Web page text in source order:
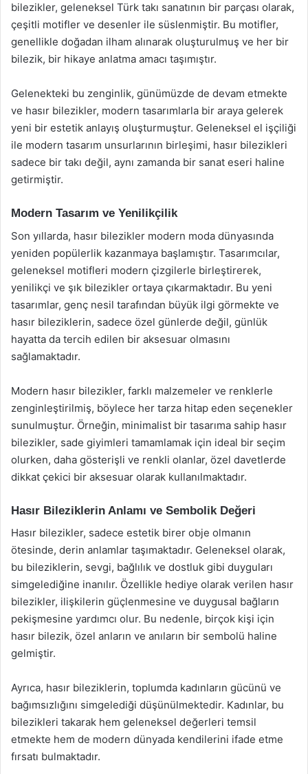
bilezikler, geleneksel Türk takı sanatının bir parçası olarak,
çeşitli motifler ve desenler ile süslenmiştir. Bu motifler,
genellikle doğadan ilham alınarak oluşturulmuş ve her bir
bilezik, bir hikaye anlatma amacı taşımıştır.
Gelenekteki bu zenginlik, günümüzde de devam etmekte
ve hasır bilezikler, modern tasarımlarla bir araya gelerek
yeni bir estetik anlayış oluşturmuştur. Geleneksel el işçiliği
ile modern tasarım unsurlarının birleşimi, hasır bilezikleri
sadece bir takı değil, aynı zamanda bir sanat eseri haline
getirmiştir.
Modern Tasarım ve Yenilikçilik
Son yıllarda, hasır bilezikler modern moda dünyasında
yeniden popülerlik kazanmaya başlamıştır. Tasarımcılar,
geleneksel motifleri modern çizgilerle birleştirerek,
yenilikçi ve şık bilezikler ortaya çıkarmaktadır. Bu yeni
tasarımlar, genç nesil tarafından büyük ilgi görmekte ve
hasır bileziklerin, sadece özel günlerde değil, günlük
hayatta da tercih edilen bir aksesuar olmasını
sağlamaktadır.
Modern hasır bilezikler, farklı malzemeler ve renklerle
zenginleştirilmiş, böylece her tarza hitap eden seçenekler
sunulmuştur. Örneğin, minimalist bir tasarıma sahip hasır
bilezikler, sade giyimleri tamamlamak için ideal bir seçim
olurken, daha gösterişli ve renkli olanlar, özel davetlerde
dikkat çekici bir aksesuar olarak kullanılmaktadır.
Hasır Bileziklerin Anlamı ve Sembolik Değeri
Hasır bilezikler, sadece estetik birer obje olmanın
ötesinde, derin anlamlar taşımaktadır. Geleneksel olarak,
bu bileziklerin, sevgi, bağlılık ve dostluk gibi duyguları
simgelediğine inanılır. Özellikle hediye olarak verilen hasır
bilezikler, ilişkilerin güçlenmesine ve duygusal bağların
pekişmesine yardımcı olur. Bu nedenle, birçok kişi için
hasır bilezik, özel anların ve anıların bir sembolü haline
gelmiştir.
Ayrıca, hasır bileziklerin, toplumda kadınların gücünü ve
bağımsızlığını simgelediği düşünülmektedir. Kadınlar, bu
bilezikleri takarak hem geleneksel değerleri temsil
etmekte hem de modern dünyada kendilerini ifade etme
fırsatı bulmaktadır.